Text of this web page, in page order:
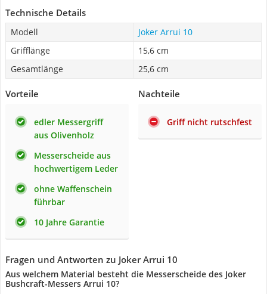
Technische Details
Modell
Joker Arrui 10
Grifflänge
15,6 cm
Gesamtlänge
25,6 cm
Vorteile
edler Messergriff
aus Olivenholz
Messerscheide aus
hochwertigem Leder
ohne Waffenschein
führbar
10 Jahre Garantie
Nachteile
Griff nicht rutschfest
Fragen und Antworten zu Joker Arrui 10
Aus welchem Material besteht die Messerscheide des Joker
Bushcraft-Messers Arrui 10?